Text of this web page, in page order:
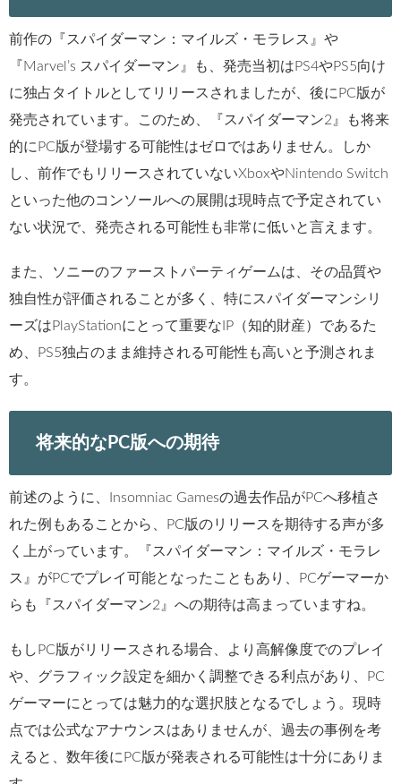
前作の『スパイダーマン：マイルズ・モラレス』や
『Marvel’s スパイダーマン』も、発売当初はPS4やPS5向け
に独占タイトルとしてリリースされましたが、後にPC版が
発売されています。このため、『スパイダーマン2』も将来
的にPC版が登場する可能性はゼロではありません。しか
し、前作でもリリースされていないXboxやNintendo Switch
といった他のコンソールへの展開は現時点で予定されてい
ない状況で、発売される可能性も非常に低いと言えます。
また、ソニーのファーストパーティゲームは、その品質や
独自性が評価されることが多く、特にスパイダーマンシリ
ーズはPlayStationにとって重要なIP（知的財産）であるた
め、PS5独占のまま維持される可能性も高いと予測されま
す。
将来的なPC版への期待
前述のように、Insomniac Gamesの過去作品がPCへ移植さ
れた例もあることから、PC版のリリースを期待する声が多
く上がっています。『スパイダーマン：マイルズ・モラレ
ス』がPCでプレイ可能となったこともあり、PCゲーマーか
らも『スパイダーマン2』への期待は高まっていますね。
もしPC版がリリースされる場合、より高解像度でのプレイ
や、グラフィック設定を細かく調整できる利点があり、PC
ゲーマーにとっては魅力的な選択肢となるでしょう。現時
点では公式なアナウンスはありませんが、過去の事例を考
えると、数年後にPC版が発表される可能性は十分にありま